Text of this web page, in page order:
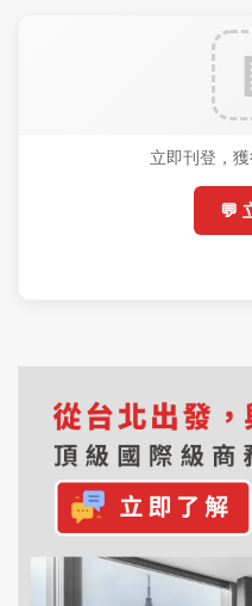
立即刊登，
💬